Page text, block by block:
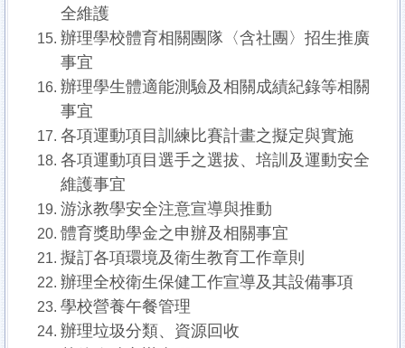
全維護
辦理學校體育相關團隊〈含社團〉招生推廣
事宜
辦理學生體適能測驗及相關成績紀錄等相關
事宜
各項運動項目訓練比賽計畫之擬定與實施
各項運動項目選手之選拔、培訓及運動安全
維護事宜
游泳教學安全注意宣導與推動
體育獎助學金之申辦及相關事宜
擬訂各項環境及衛生教育工作章則
辦理全校衛生保健工作宣導及其設備事項
學校營養午餐管理
辦理垃圾分類、資源回收